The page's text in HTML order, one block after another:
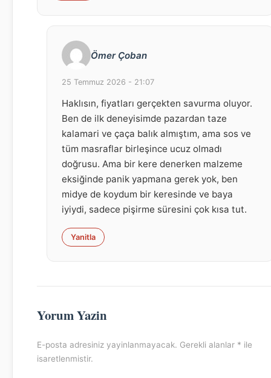
Ömer Çoban
25 Temmuz 2026 - 21:07
Haklısın, fiyatları gerçekten savurma oluyor.
Ben de ilk deneyisimde pazardan taze
kalamari ve çaça balık almıştım, ama sos ve
tüm masraflar birleşince ucuz olmadı
doğrusu. Ama bir kere denerken malzeme
eksiğinde panik yapmana gerek yok, ben
midye de koydum bir keresinde ve baya
iyiydi, sadece pişirme süresini çok kısa tut.
Yanitla
Yorum Yazin
E-posta adresiniz yayinlanmayacak. Gerekli alanlar * ile
isaretlenmistir.